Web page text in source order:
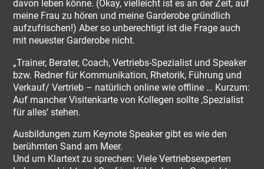
davon leben könne. (Okay, vielleicht ist es an der Zeit, auf
meine Frau zu hören und meine Garderobe gründlich
aufzufrischen!) Aber so unberechtigt ist die Frage auch
mit neuester Garderobe nicht.
„Trainer, Berater, Coach, Vertriebs-Spezialist und Speaker
bzw. Redner für Kommunikation, Rhetorik, Führung und
Verkauf/ Vertrieb – natürlich online wie offline … Kurzum:
Auf mancher Visitenkarte von Kollegen sollte ‚Spezialist
für alles‘ stehen.
Ausbildungen zum Keynote Speaker gibt es wie den
berühmten Sand am Meer.
Und um Klartext zu sprechen: Viele Vertriebsexperten